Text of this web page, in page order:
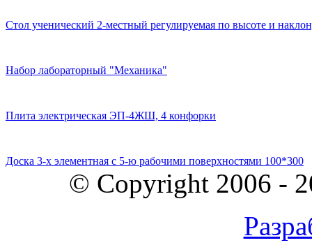
Стол ученический 2-местный регулируемая по высоте и
Набор лабораторный "Механика"
Плита электрическая ЭП-4ЖШ, 4 конфорки
Доска 3-х элементная с 5-ю рабочими поверхностями 100*300
© Copyright 2006 -